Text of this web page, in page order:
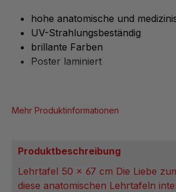
hohe anatomische und
UV-Strahlungsbeständig
brillante Farben
Poster laminiert
Mehr Produktinformationen
Produktbeschreibung
Lehrtafel 50 x 67 cm Die Liebe
diese anatomischen Lehrtafeln